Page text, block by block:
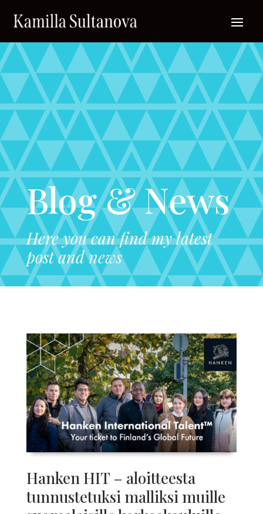
Blog & News
Here you can find my latest
post and news
Hanken HIT – aloitteesta
tunnustetuksi malliksi muille